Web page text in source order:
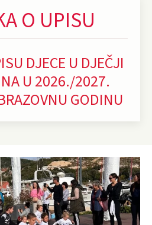
O UPISU
DJECE U DJEČJI
U 2026./2027.
GODINU